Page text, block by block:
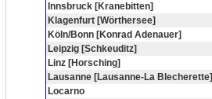
Innsbruck [Kranebitten]
Klagenfurt [Wörthersee]
Köln/Bonn [Konrad Adenauer]
Leipzig [Schkeuditz]
Linz [Horsching]
Lausanne [Lausanne-La Blecherette]
Locarno